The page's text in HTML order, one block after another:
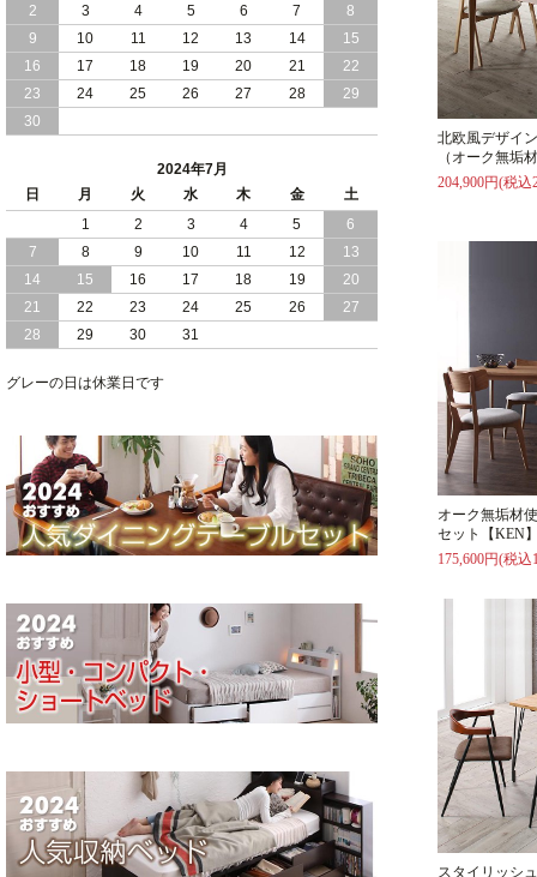
北欧風デザイ
（オーク無垢
204,900円(税込
オーク無垢材
セット【KEN
175,600円(税込
スタイリッシ
2024/04/23
すのこ の 床板 簡単 軽い コンパクトな
大容量 収納 跳ね上げ式 ベッド
2024/03/28
おすすめ クイーン キング ワイドキング
サイズ で 通気性ある すのこ仕様 大容
畳 仕様 で 敷き布団 が使える 引き出し
収納 付き 大容量 チェスト ベッド 日本
製 ヘッドボードなし
2024/02/23
畳 の 床面 で 敷き布団 で 寝られる 引き
出し 収納庫 付 大容量 チェスト ベッド
日本製
し 収納庫 付き チェスト ベッド 日本製
2
3 4 5 6 7
8
9
10 11 12 13 14
15
16
17 18 19 20 21
22
23
24 25 26 27 28
29
30
2024年7月
日
月 火 水 木 金
土
1
2 3 4 5
6
7
8 9 10 11 12
13
14
15 16 17 18 19
20
21
22 23 24 25 26
27
28
29 30 31
グレーの日は休業日です